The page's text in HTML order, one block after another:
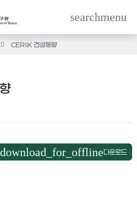
searchmenu
CERIK 건설동향
download_for_offline다운로드